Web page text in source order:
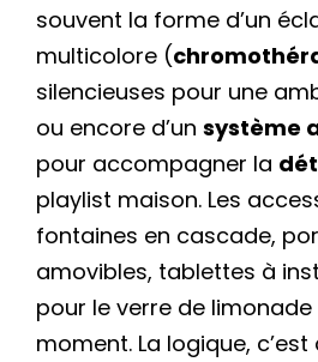
souvent la forme d’un
multicolore (
silencieuses pour une
ou encore d’un système
pour accompagner la
playlist maison. Les
fontaines en cascade,
amovibles, tablettes à
pour le verre de
moment. La logique,